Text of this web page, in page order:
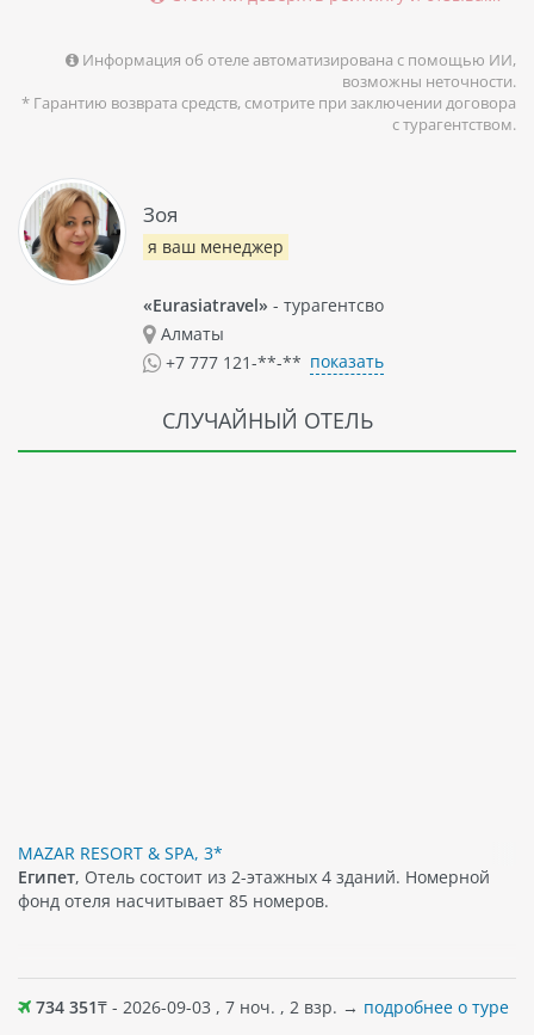
Информация об отеле автоматизирована с помощью ИИ,
возможны неточности.
* Гарантию возврата средств, смотрите при заключении договора
с турагентством.
Зоя
я ваш менеджер
«Eurasiatravel» - турагентсво
Алматы
+7 777 121-**-** показать
СЛУЧАЙНЫЙ ОТЕЛЬ
MAZAR RESORT & SPA, 3*
Египет, Отель состоит из 2-этажных 4 зданий. Номерной
фонд отеля насчитывает 85 номеров.
734 351₸ - 2026-09-03 , 7 ноч. , 2 взр. → подробнее о туре